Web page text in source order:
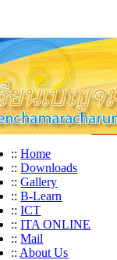
:: Home
:: Downloads
:: Gallery
:: B-Learn
:: ICT
:: ITA ONLINE
:: Mail
:: About Us